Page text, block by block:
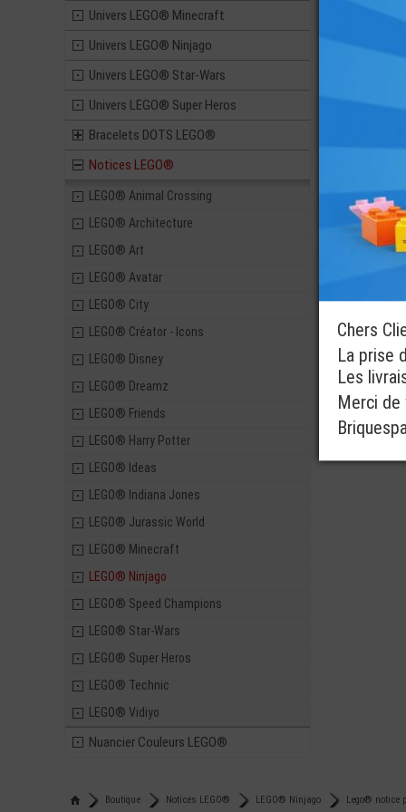
Univers LEGO® Minecraft
Univers LEGO® Ninjago
Univers LEGO® Star-Wars
Univers LEGO® Super Heros
Bracelets DOTS LEGO®
Notices LEGO®
LEGO® Animal Crossing
LEGO® Architecture
LEGO® Art
LEGO® Avatar
LEGO® City
LEGO® Créator - Icons
LEGO® Disney
LEGO® Dreamz
LEGO® Friends
LEGO® Harry Potter
LEGO® Ideas
LEGO® Indiana Jones
LEGO® Jurassic World
LEGO® Minecraft
LEGO® Ninjago
LEGO® Speed Champions
LEGO® Star-Wars
LEGO® Super Heros
LEGO® Technic
LEGO® Vidiyo
Nuancier Couleurs LEGO®
7,90
LEGO®
Boutique Notices LEGO® LEGO® Ninjago Lego® notice
Chers
La prise
Les
Merci